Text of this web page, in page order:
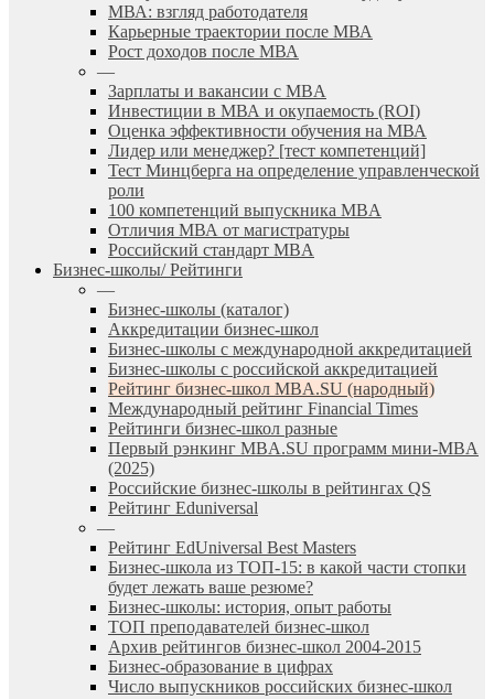
МВА: взгляд работодателя
Карьерные траектории после МВА
Рост доходов после МВА
—
Зарплаты и вакансии с MBA
Инвестиции в МВА и окупаемость (ROI)
Оценка эффективности обучения на МВА
Лидер или менеджер? [тест компетенций]
Тест Минцберга на определение управленческой
роли
100 компетенций выпускника MBA
Отличия МВА от магистратуры
Российский стандарт MBA
Бизнес-школы/ Рейтинги
—
Бизнес-школы (каталог)
Аккредитации бизнес-школ
Бизнес-школы с международной аккредитацией
Бизнес-школы с российской аккредитацией
Рейтинг бизнес-школ MBA.SU (народный)
Международный рейтинг Financial Times
Рейтинги бизнес-школ разные
Первый рэнкинг MBA.SU программ мини-MBA
(2025)
Российские бизнес-школы в рейтингах QS
Рейтинг Eduniversal
—
Рейтинг EdUniversal Best Masters
Бизнес-школа из ТОП-15: в какой части стопки
будет лежать ваше резюме?
Бизнес-школы: история, опыт работы
ТОП преподавателей бизнес-школ
Архив рейтингов бизнес-школ 2004-2015
Бизнес-образование в цифрах
Число выпускников российских бизнес-школ